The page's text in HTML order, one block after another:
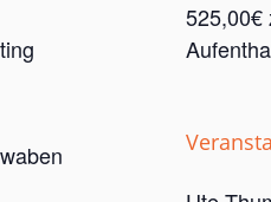
525,00€